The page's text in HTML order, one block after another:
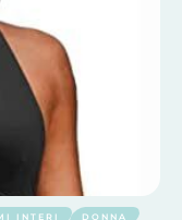
INTERI
DONNA